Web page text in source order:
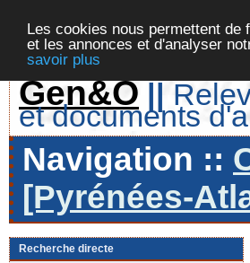
Les cookies nous permettent de
et les annonces et d'analyser
savoir plus
Gen&O ||
et documents
Navigation ::
[Pyrénées-
Recherche directe